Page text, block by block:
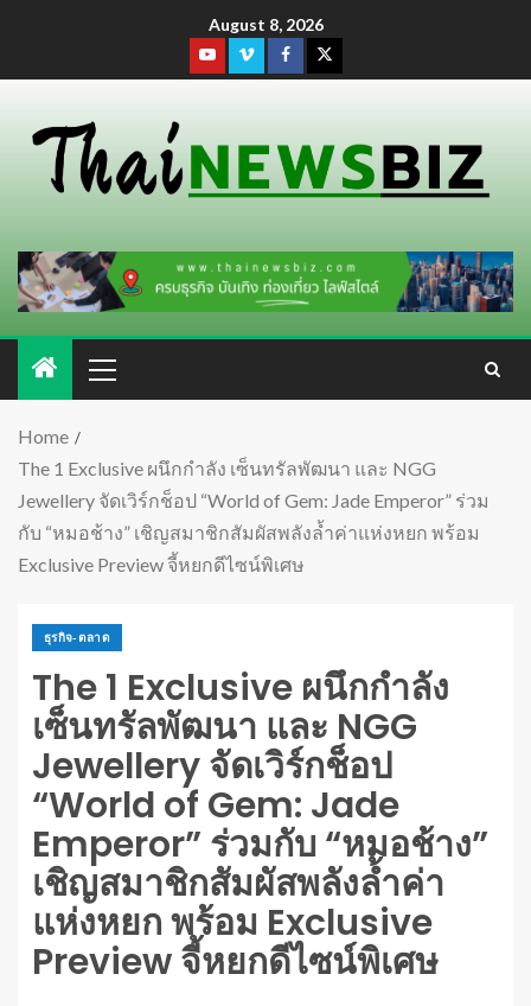
August 8, 2026
Home
The 1 Exclusive ผนึกกำลัง เซ็นทรัลพัฒนา และ NGG
Jewellery จัดเวิร์กช็อป “World of Gem: Jade Emperor” ร่วม
กับ “หมอช้าง” เชิญสมาชิกสัมผัสพลังล้ำค่าแห่งหยก พร้อม
Exclusive Preview จี้หยกดีไซน์พิเศษ
ธุรกิจ-ตลาด
The 1 Exclusive ผนึกกำลัง
เซ็นทรัลพัฒนา และ NGG
Jewellery จัดเวิร์กช็อป
“World of Gem: Jade
Emperor” ร่วมกับ “หมอช้าง”
เชิญสมาชิกสัมผัสพลังล้ำค่า
แห่งหยก พร้อม Exclusive
Preview จี้หยกดีไซน์พิเศษ